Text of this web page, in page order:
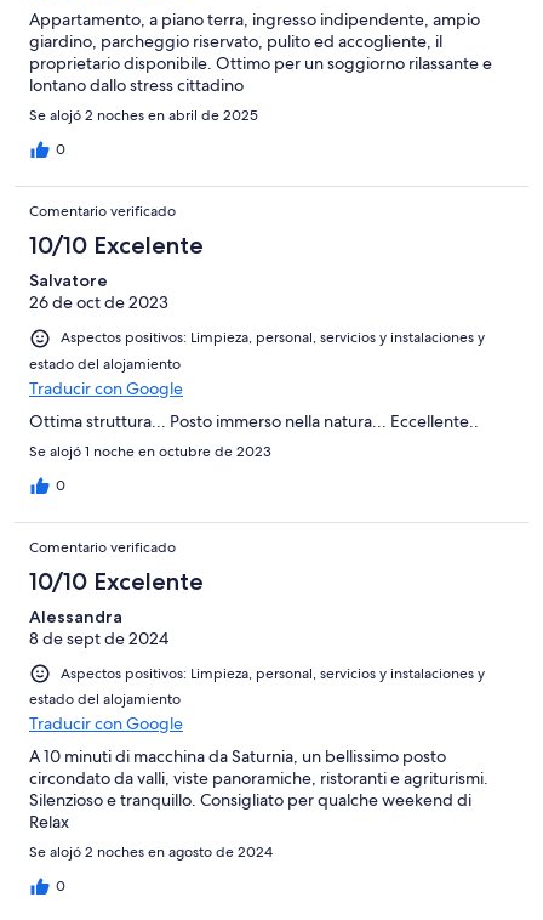
Appartamento, a piano terra, ingresso indipendente, ampio
giardino, parcheggio riservato, pulito ed accogliente, il
proprietario disponibile. Ottimo per un soggiorno rilassante e
lontano dallo stress cittadino
Se alojó 2 noches en abril de 2025
0
Comentario verificado
10/10 Excelente
Salvatore
26 de oct de 2023
Aspectos positivos: Limpieza, personal, servicios y instalaciones y
estado del alojamiento
Traducir con Google
Ottima struttura... Posto immerso nella natura... Eccellente..
Se alojó 1 noche en octubre de 2023
0
Comentario verificado
10/10 Excelente
Alessandra
8 de sept de 2024
Aspectos positivos: Limpieza, personal, servicios y instalaciones y
estado del alojamiento
Traducir con Google
A 10 minuti di macchina da Saturnia, un bellissimo posto
circondato da valli, viste panoramiche, ristoranti e agriturismi.
Silenzioso e tranquillo. Consigliato per qualche weekend di
Relax
Se alojó 2 noches en agosto de 2024
0